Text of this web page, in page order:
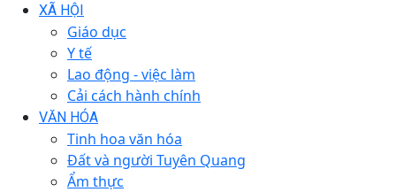
XÃ HỘI
Giáo dục
Y tế
Lao động - việc làm
Cải cách hành chính
VĂN HÓA
Tinh hoa văn hóa
Đất và người Tuyên Quang
Ẩm thực